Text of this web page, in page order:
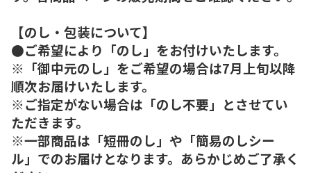
【のし・包装について】
●ご希望により「のし」をお付けいたします。
※「御中元のし」をご希望の場合は7月上旬以降
順次お届けいたします。
※ご指定がない場合は「のし不要」とさせてい
ただきます。
※一部商品は「短冊のし」や「簡易のしシー
ル」でのお届けとなります。あらかじめご了承く